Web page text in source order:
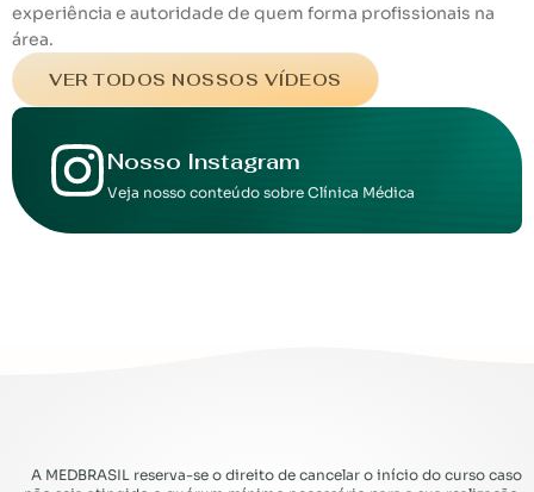
experiência e autoridade de quem forma profissionais na
área.
VER TODOS NOSSOS VÍDEOS
Nosso Instagram
Veja nosso conteúdo sobre Clínica Médica
A MEDBRASIL reserva-se o direito de cancelar o início do curso caso